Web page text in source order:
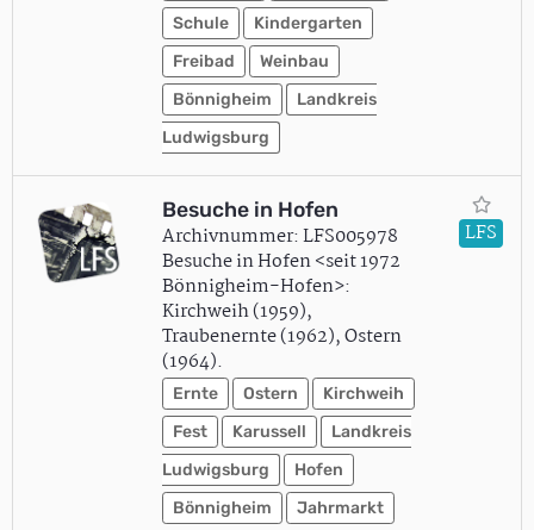
Schule
Kindergarten
Freibad
Weinbau
Bönnigheim
Landkreis
Ludwigsburg
Besuche in Hofen
Archivnummer: LFS005978
Besuche in Hofen <seit 1972
Bönnigheim-Hofen>:
Kirchweih (1959),
Traubenernte (1962), Ostern
(1964).
Ernte Ostern
Kirchweih
Fest
Karussell
Landkreis
Ludwigsburg
Hofen
Bönnigheim
Jahrmarkt
LFS